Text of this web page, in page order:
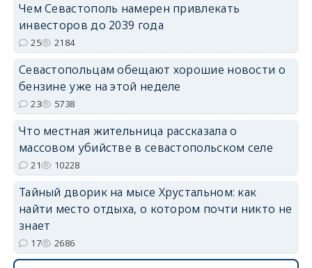
Чем Севастополь намерен привлекать
инвесторов до 2039 года
25 2184
Севастопольцам обещают хорошие новости о
бензине уже на этой неделе
23 5738
Что местная жительница рассказала о
массовом убийстве в севастопольском селе
21 10228
Тайный дворик на мысе Хрустальном: как
найти место отдыха, о котором почти никто не
знает
17 2686